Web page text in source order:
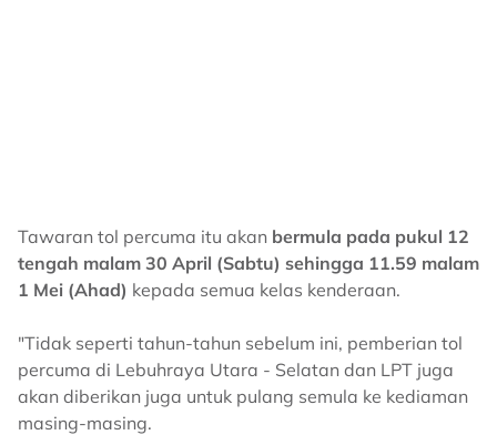
Tawaran tol percuma itu akan bermula pada pukul 12
tengah malam 30 April (Sabtu) sehingga 11.59 malam
1 Mei (Ahad) kepada semua kelas kenderaan.
"Tidak seperti tahun-tahun sebelum ini, pemberian tol
percuma di Lebuhraya Utara - Selatan dan LPT juga
akan diberikan juga untuk pulang semula ke kediaman
masing-masing.